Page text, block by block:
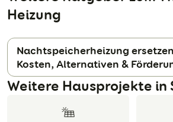
Heizung
Nachtspeicherheizung
Kosten, Alternativen &
Weitere Hausprojekte in